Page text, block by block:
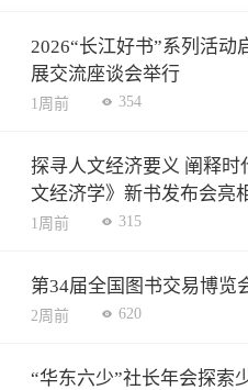
2026“长江好书”系列活动
展交流座谈会举行
1周前 354
探寻人文经济要义 阐释
文经济学》新书发布会亮
会
1周前 315
第34届全国图书交易博览
2周前 620
“华东六少”社长年会探索